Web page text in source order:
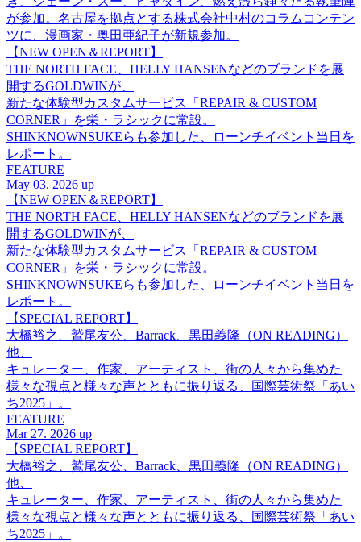
が参加。名古屋を拠点とする株式会社中村のコラムコンテン
ツに、漫画家・奥田亜紀子が新規参加。
【NEW OPEN＆REPORT】
THE NORTH FACE、HELLY HANSENなどのブランドを展
開するGOLDWINが、
新たな体験型カスタムサービス「REPAIR & CUSTOM
CORNER」を栄・ラシックに常設。
SHINKNOWNSUKEらも参加した、ローンチイベント当日を
レポート。
FEATURE
May 03. 2026 up
【NEW OPEN＆REPORT】
THE NORTH FACE、HELLY HANSENなどのブランドを展
開するGOLDWINが、
新たな体験型カスタムサービス「REPAIR & CUSTOM
CORNER」を栄・ラシックに常設。
SHINKNOWNSUKEらも参加した、ローンチイベント当日を
レポート。
【SPECIAL REPORT】
大橋裕之、鷲尾友公、Barrack、黒田義隆（ON READING）
他、
キュレーター、作家、アーティスト、街の人々から集めた
様々な視点と様々な声とともに振り返る、国際芸術祭「あい
ち2025」。
FEATURE
Mar 27. 2026 up
【SPECIAL REPORT】
大橋裕之、鷲尾友公、Barrack、黒田義隆（ON READING）
他、
キュレーター、作家、アーティスト、街の人々から集めた
様々な視点と様々な声とともに振り返る、国際芸術祭「あい
ち2025」。